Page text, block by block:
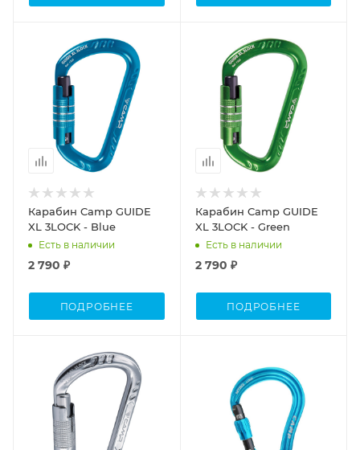
Карабин Camp GUIDE
XL 3LOCK - Blue
Есть в наличии
2 790 ₽
ПОДРОБНЕЕ
Карабин Camp GUIDE
XL 3LOCK - Green
Есть в наличии
2 790 ₽
ПОДРОБНЕЕ